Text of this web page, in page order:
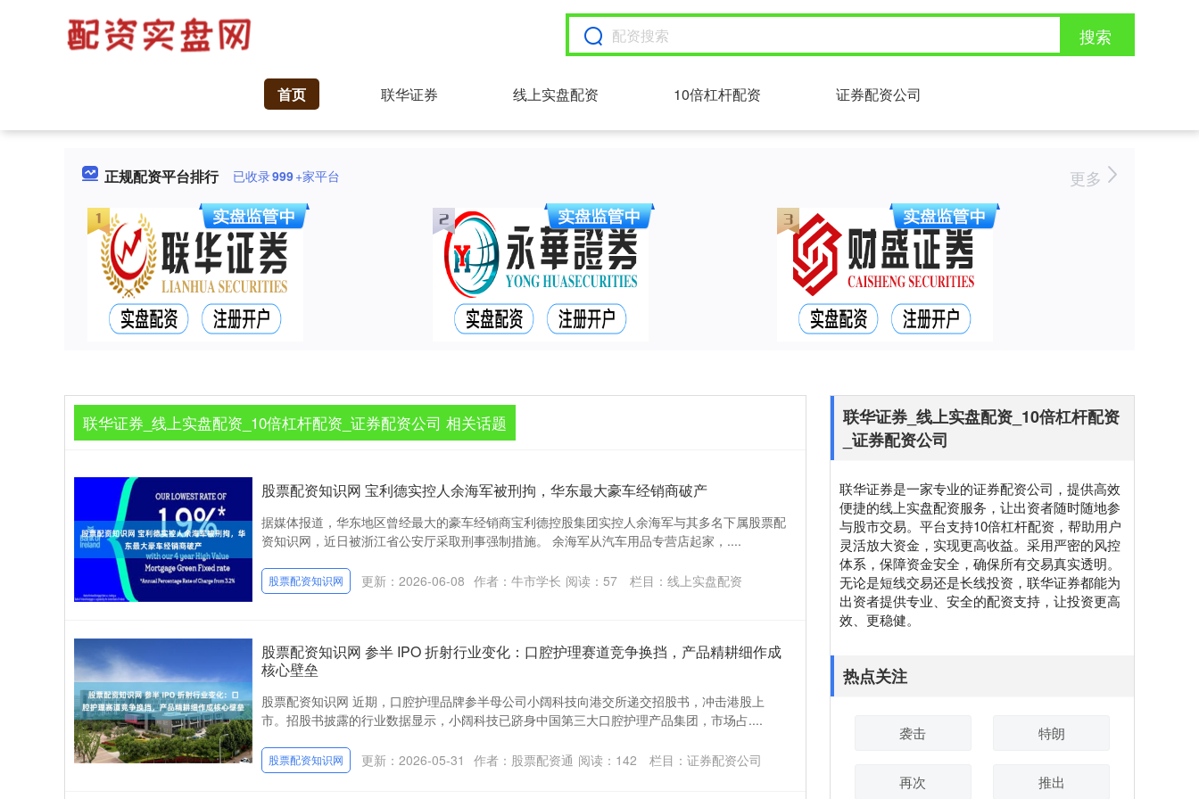
搜索
首页 联华证券 线上实盘配资 10倍杠杆配资 证券配资公司
正规配资平台排行 已收录999+家平台 更多
联华证券_线上实盘配资_10倍杠杆配资_证券配资公司 相关话题
股票配资知识网 宝利德实控人余海军被刑拘，华东最大豪车经销商破产
据媒体报道，华东地区曾经最大的豪车经销商宝利德控股集团实控人余海军与其多名下属股票配
资知识网，近日被浙江省公安厅采取刑事强制措施。 余海军从汽车用品专营店起家，....
股票配资知识网 更新：2026-06-08 作者：牛市学长 阅读： 57 栏目： 线上实盘配资
股票配资知识网 参半 IPO 折射行业变化：口腔护理赛道竞争换挡，产品精耕细作成
核心壁垒
股票配资知识网 近期，口腔护理品牌参半母公司小阔科技向港交所递交招股书，冲击港股上
市。招股书披露的行业数据显示，小阔科技已跻身中国第三大口腔护理产品集团，市场占....
股票配资知识网 更新：2026-05-31 作者：股票配资通 阅读： 142 栏目： 证券配资公司
联华证券_线上实盘配资_10倍杠杆配资
_证券配资公司
联华证券是一家专业的证券配资公司，提供高效
便捷的线上实盘配资服务，让出资者随时随地参
与股市交易。平台支持10倍杠杆配资，帮助用户
灵活放大资金，实现更高收益。采用严密的风控
体系，保障资金安全，确保所有交易真实透明。
无论是短线交易还是长线投资，联华证券都能为
出资者提供专业、安全的配资支持，让投资更高
效、更稳健。
热点关注
袭击 特朗
再次 推出